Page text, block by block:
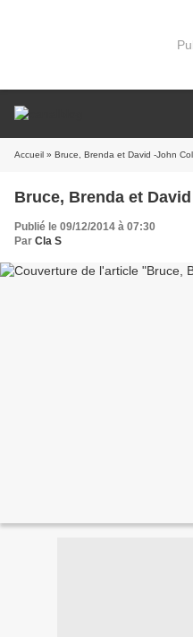
Accueil » Bruce, Brenda et David -John
Bruce, Brenda et
Publié le 09/12/2014 à 07:30
Par Cla S